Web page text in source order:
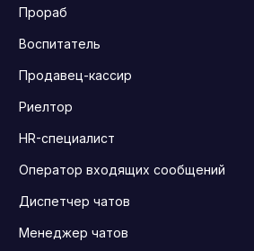
Прораб
Воспитатель
Продавец-кассир
Риелтор
HR-специалист
Оператор входящих сообщений
Диспетчер чатов
Менеджер чатов